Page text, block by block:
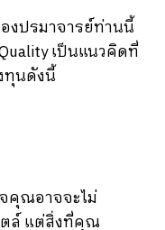
งปรมาจารย์ท่านนี้
เป็นแนวคิดที่
ทุนดังนี้
คุณอาจจะไม่
ตล์ แต่สิ่งที่คุณ